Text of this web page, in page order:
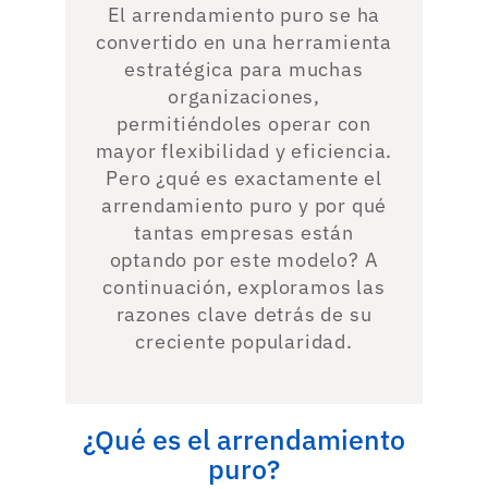
El arrendamiento puro se ha
convertido en una herramienta
estratégica para muchas
organizaciones,
permitiéndoles operar con
mayor flexibilidad y eficiencia.
Pero ¿qué es exactamente el
arrendamiento puro y por qué
tantas empresas están
optando por este modelo? A
continuación, exploramos las
razones clave detrás de su
creciente popularidad.
¿Qué es el arrendamiento
puro?